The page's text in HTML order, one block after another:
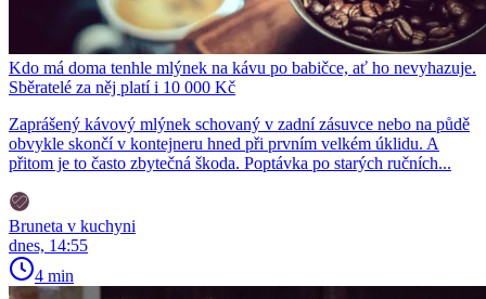
Kdo má doma tenhle mlýnek na kávu po babičce, ať ho nevyhazuje.
Sběratelé za něj platí i 10 000 Kč
Zaprášený kávový mlýnek schovaný v zadní zásuvce nebo na půdě
obvykle skončí v kontejneru hned při prvním velkém úklidu. A
přitom je to často zbytečná škoda. Poptávka po starých ručních...
Bruneta v kuchyni
dnes, 14:55
4 min